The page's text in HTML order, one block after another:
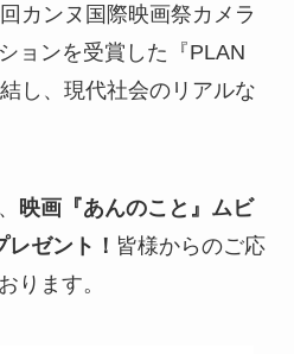
カンヌ国際映画祭カメラ
ョンを受賞した『PLAN
し、現代社会のリアルな
映画『あんのこと』ムビ
ゼント！ 皆様からのご応
ります。